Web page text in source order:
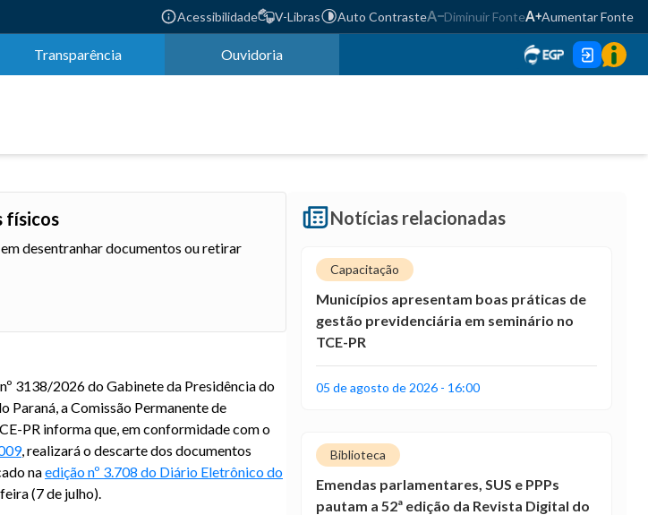
Acessibilidade V-Libras Auto Contraste Diminuir Fonte Aumentar Fonte
Transparência Ouvidoria
físicos
desentranhar documentos ou retirar
3138/2026 do Gabinete da Presidência do
Paraná, a Comissão Permanente de
PR informa que, em conformidade com o
, realizará o descarte dos documentos
naedição nº 3.708 do Diário Eletrônico do
(7 de julho).
Notícias relacionadas
Capacitação
Municípios apresentam boas práticas de
gestão previdenciária em seminário no
TCE-PR
05 de agosto de 2026 - 16:00
Biblioteca
Emendas parlamentares, SUS e PPPs
pautam a 52ª edição da Revista Digital do